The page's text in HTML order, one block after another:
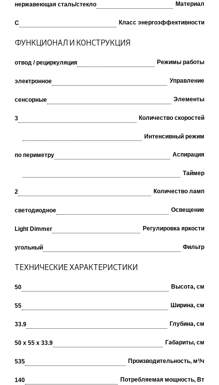
нержавеющая сталь/стекло Материал
C Класс энергоэффективности
ФУНКЦИОНАЛ И КОНСТРУКЦИЯ
отвод / рециркуляция Режимы работы
электронное Управление
сенсорные Элементы
3 Количество скоростей
Интенсивный режим
по периметру Аспирация
Таймер
2 Количество ламп
светодиодное Освещение
Light Dimmer Регулировка яркости
угольный Фильтр
ТЕХНИЧЕСКИЕ ХАРАКТЕРИСТИКИ
50 Высота, см
55 Ширина, см
33.9 Глубина, см
50 х 55 х 33.9 Габариты, см
535 Производительность, м³/ч
140 Потребляемая мощность, Вт